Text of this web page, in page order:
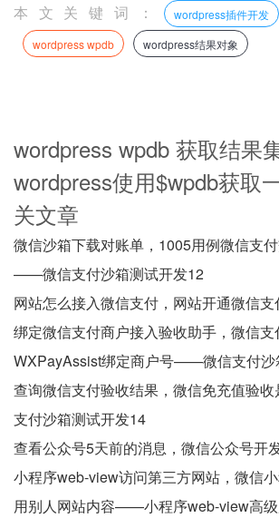
本文关键词： wordpress插件开发
wordpress wpdb
wordpress结果对象
wordpress wpdb 获取结果
wordpress使用$wpdb获取
关文章
微信沙箱下载对账单，1005用例微信支
——微信支付沙箱测试开发12
网站怎么接入微信支付，网站开通微信
绑定微信支付商户接入验收助手，微信
WXPayAssist绑定商户号——微信支付沙
查询微信支付验收结果，微信免充值验
支付沙箱测试开发14
查看公众号5天前的消息，微信公众号开
小程序web-view访问第三方网站，微信
用别人网站内容——小程序web-view高